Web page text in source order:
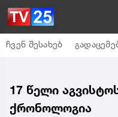
ჩვენ შესახებ
17 წელი
ქრონოლოგია